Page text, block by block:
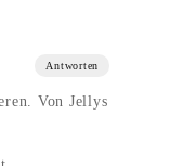
Antworten
Von Jellys